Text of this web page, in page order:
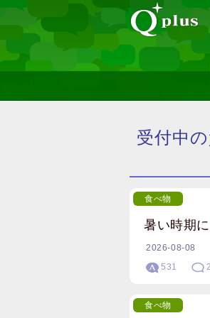
受付中
暑い時期
食べ物
2026-08-08
531
2
食べ物